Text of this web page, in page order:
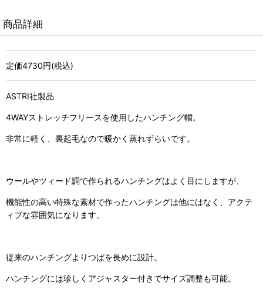
商品詳細
定価4730円(税込)
ASTRI社製品
4WAYストレッチフリースを使用したハンチング帽。
非常に軽く、裏起毛なので暖かく蒸れずらいです。
ウールやツィード調で作られるハンチングはよく目にしますが、
機能性の高い特殊な素材で作ったハンチングは他にはなく、アクテ
ィブな雰囲気になります。
従来のハンチングよりつばを長めに設計。
ハンチングには珍しくアジャスター付きでサイズ調整も可能。